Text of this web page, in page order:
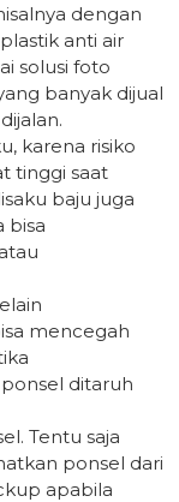
dengan
anti air
solusi foto
banyak dijual
karena risiko
tinggi saat
baju juga
bisa
mencegah
ditaruh
Tentu saja
ponsel dari
apabila